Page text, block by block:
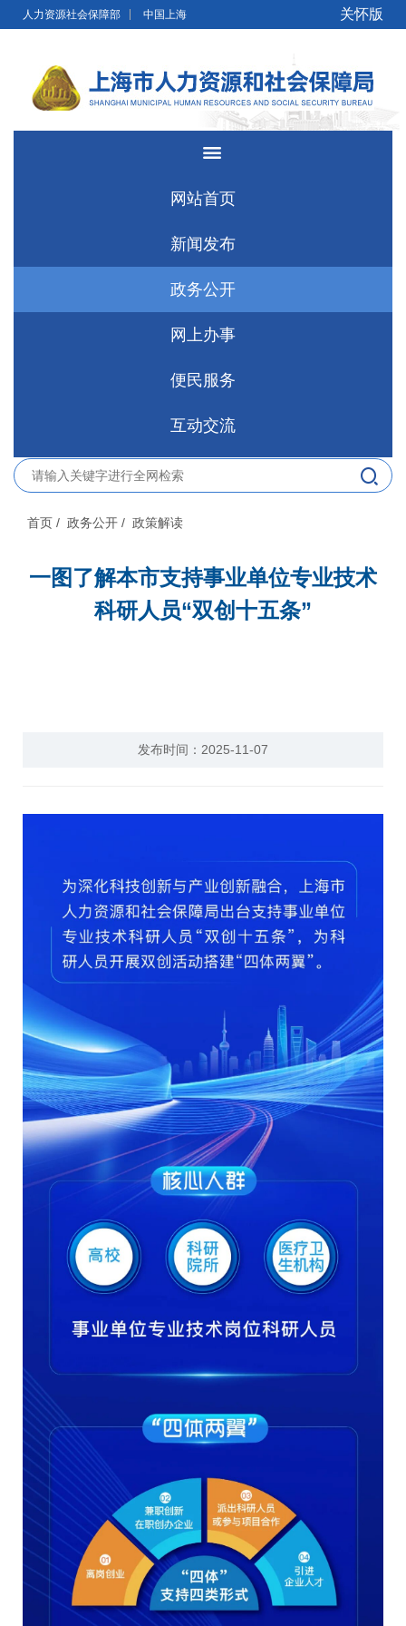
无障碍操作说明 跳转到网站导航区
人力资源社会保障部 中国上海 关怀版
网站首页
新闻发布
政务公开
网上办事
便民服务
互动交流
首页 / 政务公开 / 政策解读
一图了解本市支持事业单位专业技术
科研人员“双创十五条”
发布时间：2025-11-07